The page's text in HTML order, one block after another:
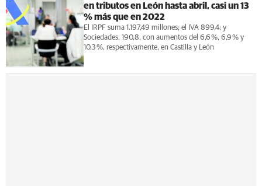
en tributos en León hasta abril, casi un 13
% más que en 2022
El IRPF suma 1.197,49 millones; el IVA 899,4; y
Sociedades, 190,8, con aumentos del 6,6 %, 6,9 % y
10,3 %, respectivamente, en Castilla y León